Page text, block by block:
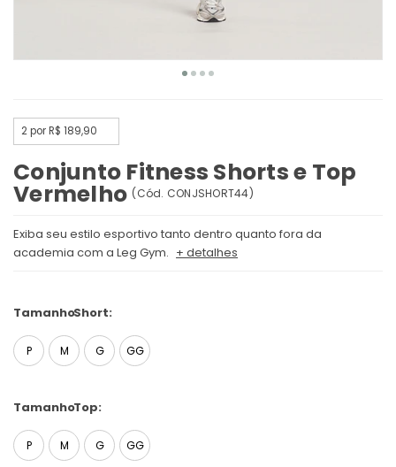
2 por R$ 189,90
Conjunto Fitness Shorts e Top
Vermelho (Cód. CONJSHORT44)
Exiba seu estilo esportivo tanto dentro quanto fora da
academia com a Leg Gym. + detalhes
Short:
Tamanho
P M G GG
Top:
Tamanho
P M G GG